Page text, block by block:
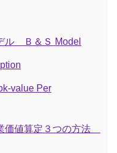
ル Ｂ＆Ｓ Model
value Per
価値算定３つの方法